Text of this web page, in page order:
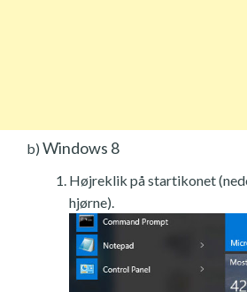
b) Windows 8
Højreklik på startikonet
hjørne).